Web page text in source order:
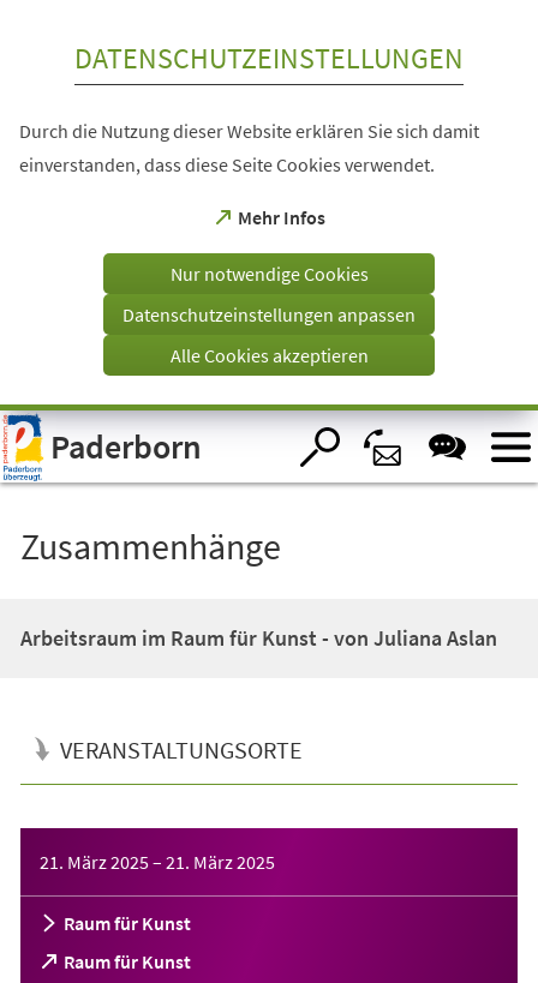
Visuelle
Assistenzsoftware
öffnen.
DATENSCHUTZEINSTELLUNGEN
Durch die Nutzung dieser Website erklären Sie sich damit
einverstanden, dass diese Seite Cookies verwendet.
Mehr Infos
(Öffnet
einem
Tab)
Nur notwendige Cookies
Datenschutzeinstellungen anpassen
Alle Cookies akzeptieren
Paderborn
Zusammenhänge
Arbeitsraum im Raum für Kunst - von Juliana Aslan
VERANSTALTUNGSORTE
21. März 2025– 21. März 2025
Raum für Kunst
Raum für Kunst
(Öffnet